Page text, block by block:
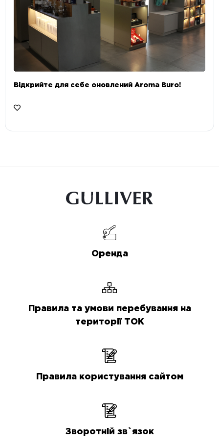
Відкрийте для себе оновлений Aroma Buro! ⠀
Оренда
Правила та умови перебування на
території ТОК
Правила користування сайтом
Зворотній зв`язок